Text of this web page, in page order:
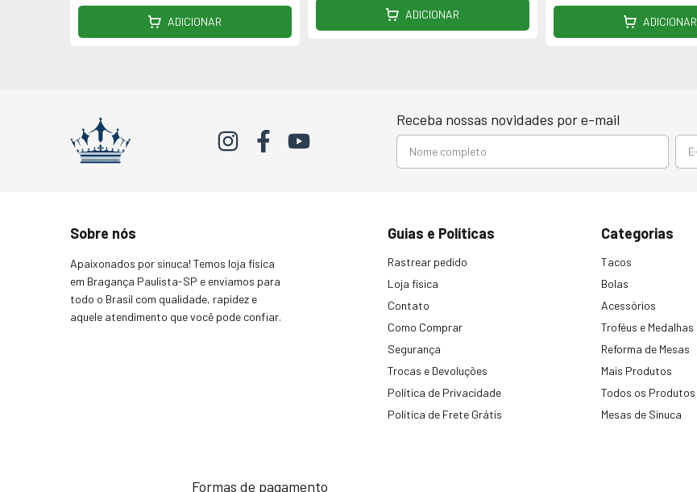
ADICIONAR
ADICIONAR
ADICIONAR
Receba nossas novidades por e-mail
Sobre nós
Apaixonados por sinuca! Temos loja física
em Bragança Paulista-SP e enviamos para
todo o Brasil com qualidade, rapidez e
aquele atendimento que você pode confiar.
Guias e Políticas
Rastrear pedido
Loja física
Contato
Como Comprar
Segurança
Trocas e Devoluções
Política de Privacidade
Política de Frete Grátis
Categorias
Tacos
Bolas
Acessórios
Troféus e Medalhas
Reforma de Mesas
Mais Produtos
Todos os Produtos
Mesas de Sinuca
Formas de pagamento